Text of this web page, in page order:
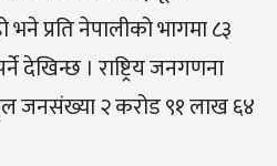
प्रति नेपालीको भागमा ८३
देखिन्छ । राष्ट्रिय जनगणना
जनसंख्या २ करोड ९१ लाख ६४